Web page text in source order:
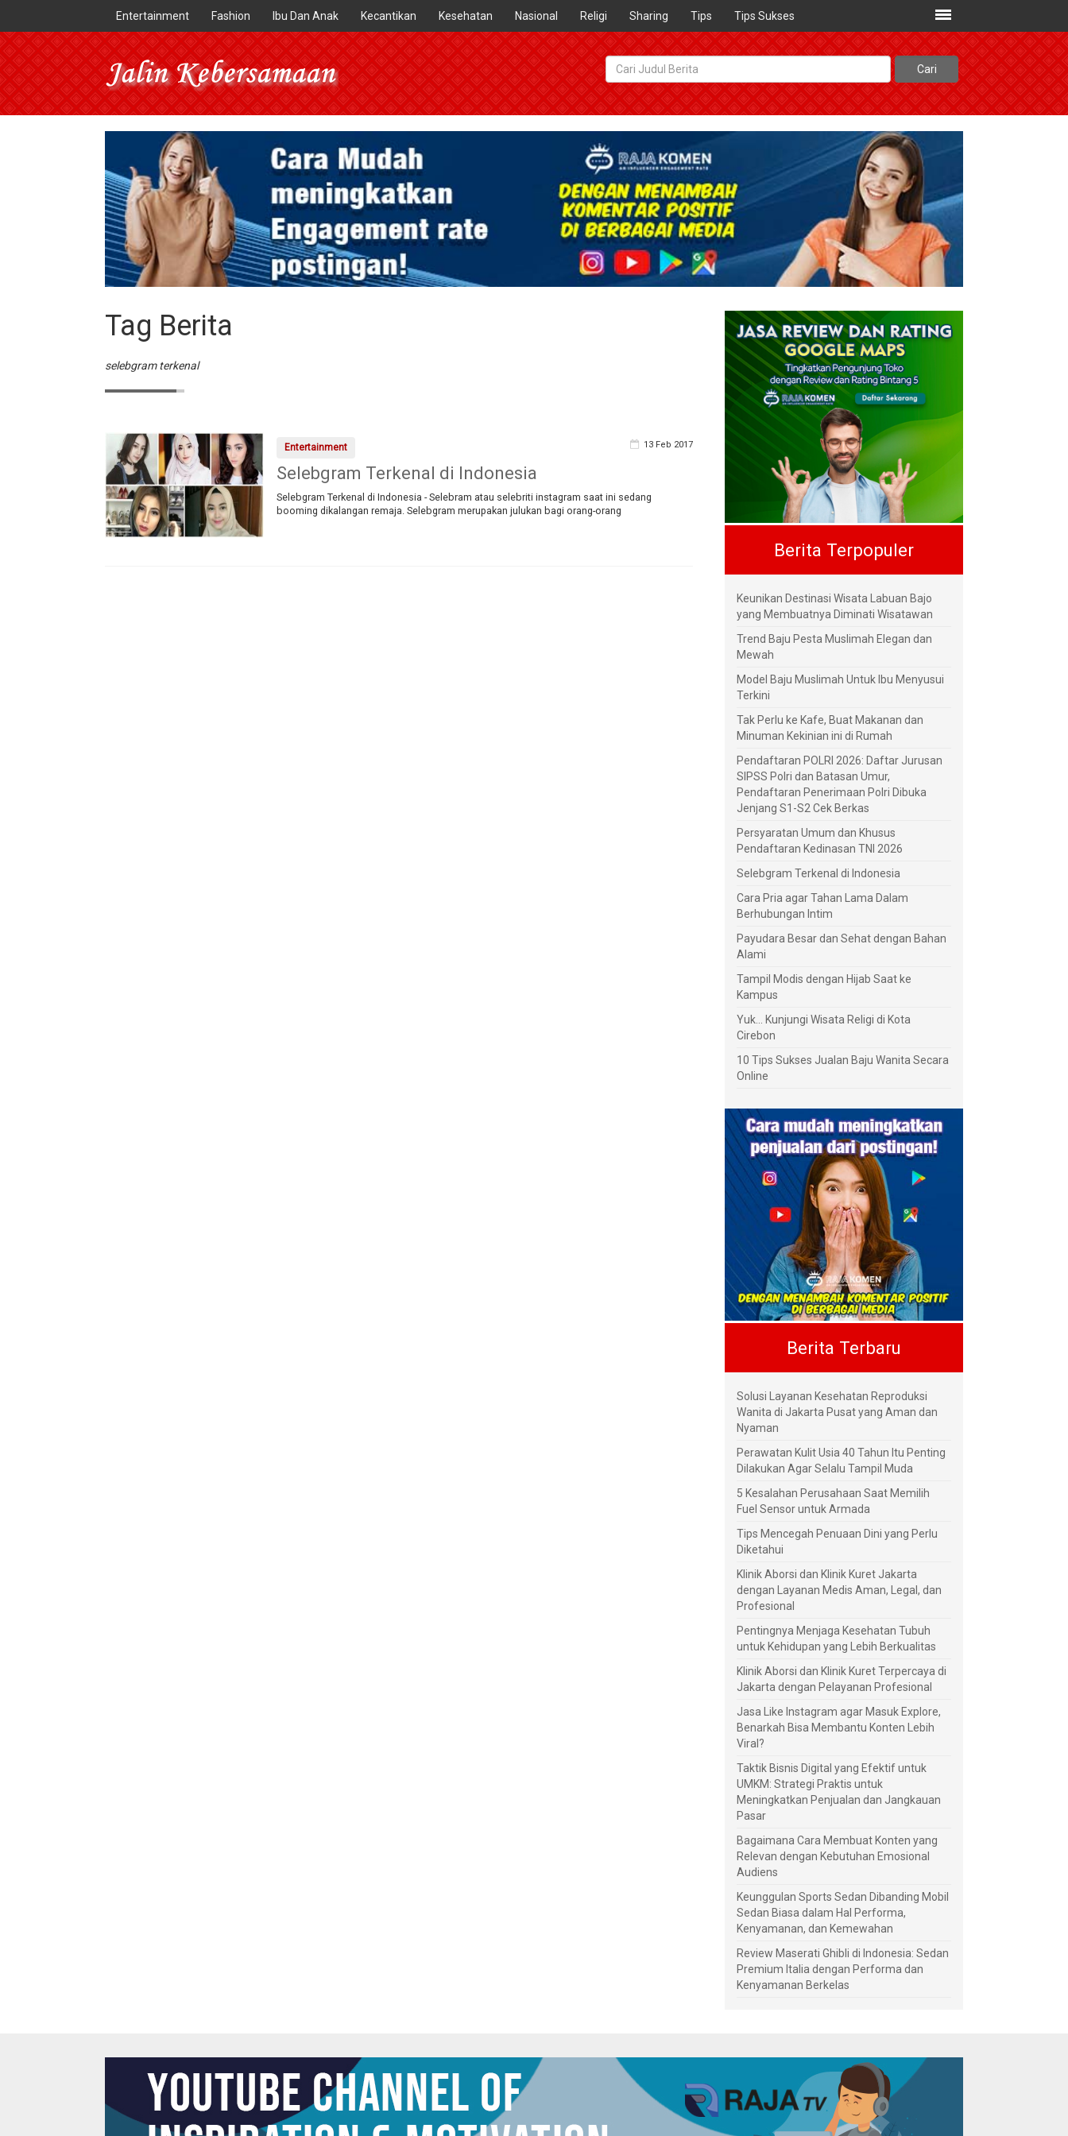
Entertainment Fashion Ibu Dan Anak Kecantikan Kesehatan Nasional Religi Sharing Tips Tips Sukses
Tag Berita
selebgram terkenal
Entertainment 13 Feb 2017
Selebgram Terkenal di Indonesia
Selebgram Terkenal di Indonesia - Selebram atau selebriti instagram saat ini sedang
booming dikalangan remaja. Selebgram merupakan julukan bagi orang-orang
Berita Terpopuler
Keunikan Destinasi Wisata Labuan Bajo
yang Membuatnya Diminati Wisatawan
Trend Baju Pesta Muslimah Elegan dan
Mewah
Model Baju Muslimah Untuk Ibu Menyusui
Terkini
Tak Perlu ke Kafe, Buat Makanan dan
Minuman Kekinian ini di Rumah
Pendaftaran POLRI 2026: Daftar Jurusan
SIPSS Polri dan Batasan Umur,
Pendaftaran Penerimaan Polri Dibuka
Jenjang S1-S2 Cek Berkas
Persyaratan Umum dan Khusus
Pendaftaran Kedinasan TNI 2026
Selebgram Terkenal di Indonesia
Cara Pria agar Tahan Lama Dalam
Berhubungan Intim
Payudara Besar dan Sehat dengan Bahan
Alami
Tampil Modis dengan Hijab Saat ke
Kampus
Yuk... Kunjungi Wisata Religi di Kota
Cirebon
10 Tips Sukses Jualan Baju Wanita Secara
Online
Berita Terbaru
Solusi Layanan Kesehatan Reproduksi
Wanita di Jakarta Pusat yang Aman dan
Nyaman
Perawatan Kulit Usia 40 Tahun Itu Penting
Dilakukan Agar Selalu Tampil Muda
5 Kesalahan Perusahaan Saat Memilih
Fuel Sensor untuk Armada
Tips Mencegah Penuaan Dini yang Perlu
Diketahui
Klinik Aborsi dan Klinik Kuret Jakarta
dengan Layanan Medis Aman, Legal, dan
Profesional
Pentingnya Menjaga Kesehatan Tubuh
untuk Kehidupan yang Lebih Berkualitas
Klinik Aborsi dan Klinik Kuret Terpercaya di
Jakarta dengan Pelayanan Profesional
Jasa Like Instagram agar Masuk Explore,
Benarkah Bisa Membantu Konten Lebih
Viral?
Taktik Bisnis Digital yang Efektif untuk
UMKM: Strategi Praktis untuk
Meningkatkan Penjualan dan Jangkauan
Pasar
Bagaimana Cara Membuat Konten yang
Relevan dengan Kebutuhan Emosional
Audiens
Keunggulan Sports Sedan Dibanding Mobil
Sedan Biasa dalam Hal Performa,
Kenyamanan, dan Kemewahan
Review Maserati Ghibli di Indonesia: Sedan
Premium Italia dengan Performa dan
Kenyamanan Berkelas